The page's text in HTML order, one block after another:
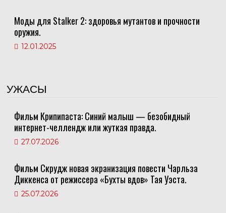
Моды для Stalker 2: здоровья мутантов и прочности
оружия.
12.01.2025
УЖАСЫ
Фильм Крипипаста: Синий малыш — безобидный
интернет-челлендж или жуткая правда.
27.07.2026
Фильм Скрудж новая экранизация повести Чарльза
Диккенса от режиссера «Бухты вдов» Тая Уэста.
25.07.2026